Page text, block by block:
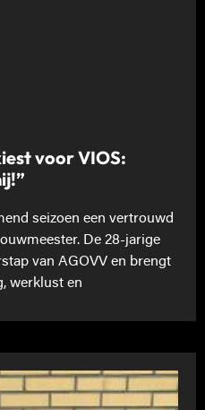
voor VIOS:
seizoen een vertrouwd
De 28-jarige
van AGOVV en brengt
werklust en